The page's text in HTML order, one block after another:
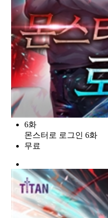
6화
몬스터로 로그인 6화
무료